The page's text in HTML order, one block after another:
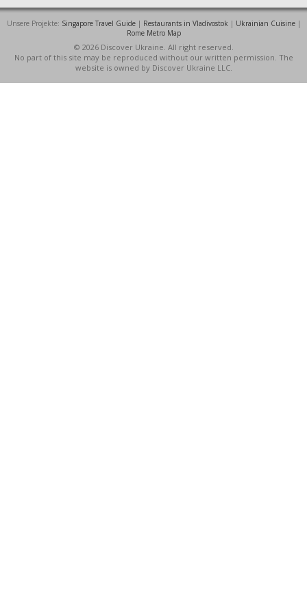
Unsere Projekte: Singapore Travel Guide| Restaurants in Vladivostok | Ukrainian Cuisine|
Rome Metro Map
© 2026 Discover Ukraine. All right reserved.
No part of this site may be reproduced without our written permission. The
website is owned by Discover Ukraine LLC.